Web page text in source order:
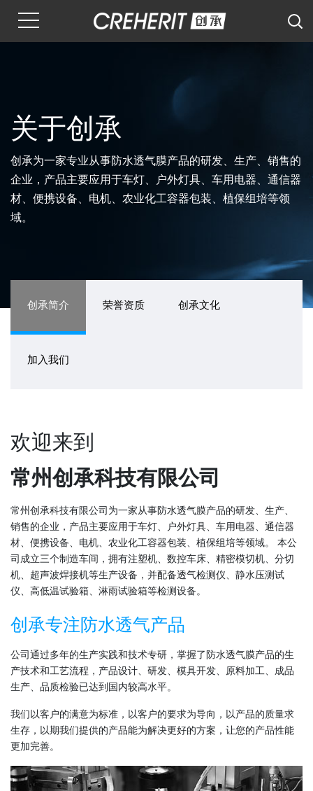
关于创承
创承为一家专业从事防水透气膜产品的研发、生产、销售的
企业，产品主要应用于车灯、户外灯具、车用电器、通信器
材、便携设备、电机、农业化工容器包装、植保组培等领
域。
创承简介 荣誉资质 创承文化
加入我们
欢迎来到
常州创承科技有限公司
常州创承科技有限公司为一家从事防水透气膜产品的研发、生产、
销售的企业，产品主要应用于车灯、户外灯具、车用电器、通信器
材、便携设备、电机、农业化工容器包装、植保组培等领域。 本公
司成立三个制造车间，拥有注塑机、数控车床、精密模切机、分切
机、超声波焊接机等生产设备，并配备透气检测仪、静水压测试
仪、高低温试验箱、淋雨试验箱等检测设备。
创承专注防水透气产品
公司通过多年的生产实践和技术专研，掌握了防水透气膜产品的生
产技术和工艺流程，产品设计、研发、模具开发、原料加工、成品
生产、品质检验已达到国内较高水平。
我们以客户的满意为标准，以客户的要求为导向，以产品的质量求
生存，以期我们提供的产品能为解决更好的方案，让您的产品性能
更加完善。